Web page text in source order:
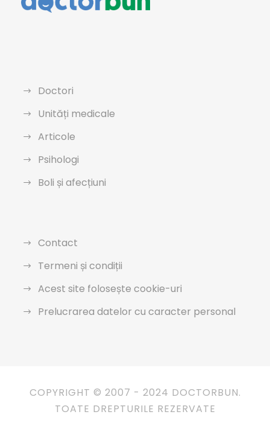
Doctori
Unități medicale
Articole
Psihologi
Boli și afecțiuni
Contact
Termeni și condiții
Acest site folosește cookie-uri
Prelucrarea datelor cu caracter personal
COPYRIGHT © 2007 - 2024 DOCTORBUN.
TOATE DREPTURILE REZERVATE